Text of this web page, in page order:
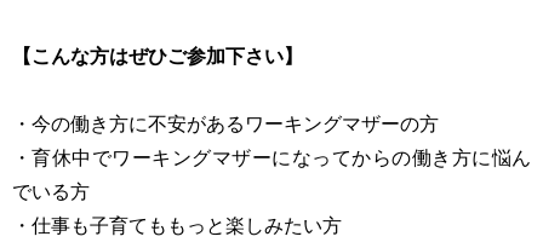
【こんな方はぜひご参加下さい】
・今の働き方に不安があるワーキングマザーの方
・育休中でワーキングマザーになってからの働き方に悩ん
でいる方
・仕事も子育てももっと楽しみたい方